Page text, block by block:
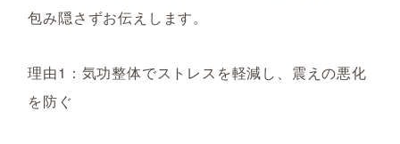
包み隠さずお伝えします。
理由1：気功整体でストレスを軽減し、震えの悪化
を防ぐ